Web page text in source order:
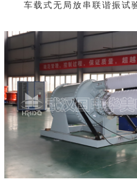
车载式无局放串联谐振试